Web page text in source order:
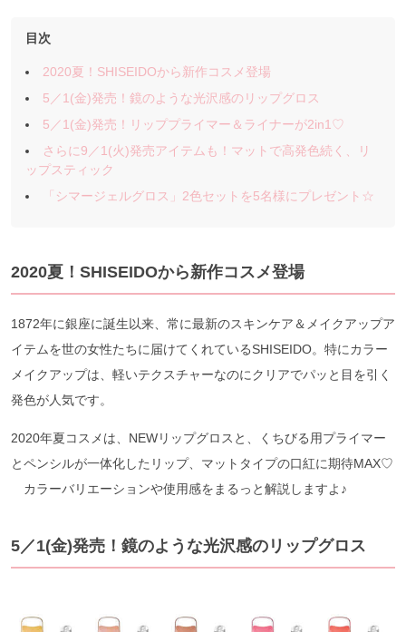
目次
2020夏！SHISEIDOから新作コスメ登場
5／1(金)発売！鏡のような光沢感のリップグロス
5／1(金)発売！リッププライマー＆ライナーが2in1♡
さらに9／1(火)発売アイテムも！マットで高発色続く、リ
ップスティック
「シマージェルグロス」2色セットを5名様にプレゼント☆
2020夏！SHISEIDOから新作コスメ登場
1872年に銀座に誕生以来、常に最新のスキンケア＆メイクアップア
イテムを世の女性たちに届けてくれているSHISEIDO。特にカラー
メイクアップは、軽いテクスチャーなのにクリアでパッと目を引く
発色が人気です。
2020年夏コスメは、NEWリップグロスと、くちびる用プライマー
とペンシルが一体化したリップ、マットタイプの口紅に期待MAX♡
カラーバリエーションや使用感をまるっと解説しますよ♪
5／1(金)発売！鏡のような光沢感のリップグロス